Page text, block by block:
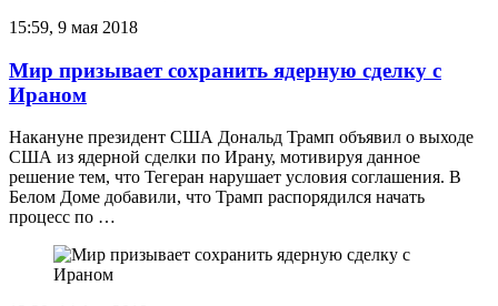
15:59, 9 мая 2018
Мир призывает сохранить ядерную сделку с
Ираном
Накануне президент США Дональд Трамп объявил о выходе
США из ядерной сделки по Ирану, мотивируя данное
решение тем, что Тегеран нарушает условия соглашения. В
Белом Доме добавили, что Трамп распорядился начать
процесс по …